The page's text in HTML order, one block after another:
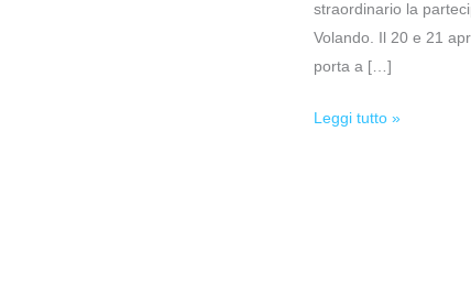
straordinario la
Volando. Il 20 e 21
porta a […]
Leggi tutto »